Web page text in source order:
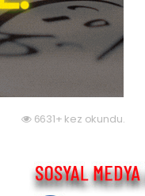
6631+ kez okundu.